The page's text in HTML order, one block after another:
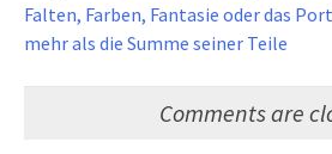
Falten, Farben, Fantasie oder das
mehr als die Summe seiner Teile
Comments are